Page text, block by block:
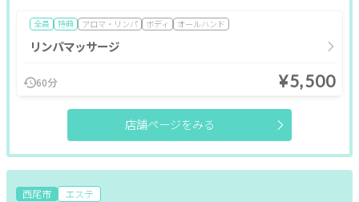
全員 特典 アロマ・リンパ ボディ オールハンド
リンパマッサージ
60分 ¥5,500
店舗ページをみる
西尾市 エステ